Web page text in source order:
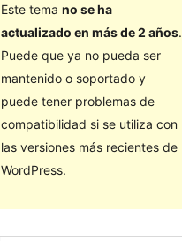
Este tema no se ha
actualizado en más de 2 años.
Puede que ya no pueda ser
mantenido o soportado y
puede tener problemas de
compatibilidad si se utiliza con
las versiones más recientes de
WordPress.